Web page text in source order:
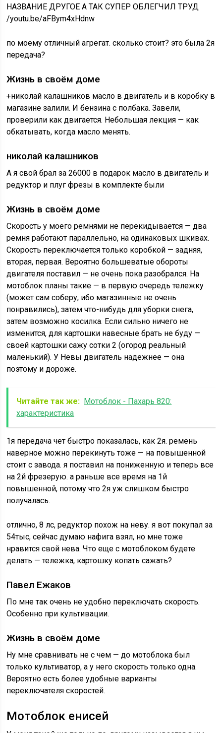
НАЗВАНИЕ ДРУГОЕ А ТАК СУПЕР ОБЛЕГЧИЛ ТРУД
/youtu.be/aFBym4xHdnw
по моему отличный агрегат. сколько стоит? это была 2я
передача?
Жизнь в своём доме
+николай калашников масло в двигатель и в коробку в
магазине залили. И бензина с полбака. Завели,
проверили как двигается. Небольшая лекция — как
обкатывать, когда масло менять.
николай калашников
А я свой брал за 26000 в подарок масло в двигатель и
редуктор и плуг фрезы в комплекте были
Жизнь в своём доме
Скорость у моего ремнями не перекидывается — два
ремня работают параллельно, на одинаковых шкивах.
Скорость переключается только коробкой — задняя,
вторая, первая. Вероятно большеватые обороты
двигателя поставил — не очень пока разобрался. На
мотоблок планы такие — в первую очередь тележку
(может сам соберу, ибо магазинные не очень
понравились), затем что-нибудь для уборки снега,
затем возможно косилка. Если сильно ничего не
изменится, для картошки навесные брать не буду —
своей картошки сажу сотки 2 (огород реальный
маленький). У Невы двигатель надежнее — она
поэтому и дороже.
Читайте так же: Мотоблок - Пахарь 820:
характеристика
1я передача чет быстро показалась, как 2я. ремень
наверное можно перекинуть тоже — на повышенной
стоит с завода. я поставил на пониженную и теперь все
на 2й фрезерую. а раньше все время на 1й
повышенной, потому что 2я уж слишком быстро
получалась.
отлично, 8 лс, редуктор похож на неву. я вот покупал за
54тыс, сейчас думаю нафига взял, но мне тоже
нравится свой нева. Что еще с мотоблоком будете
делать — тележка, картошку копать сажать?
Павел Ежаков
По мне так очень не удобно переключать скорость.
Особенно при культивации.
Жизнь в своём доме
Ну мне сравнивать не с чем — до мотоблока был
только культиватор, а у него скорость только одна.
Вероятно есть более удобные варианты
переключателя скоростей.
Мотоблок енисей